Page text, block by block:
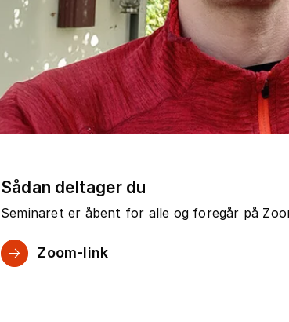
Sådan deltager du
Seminaret er åbent for alle og foregår på
Zoom-link